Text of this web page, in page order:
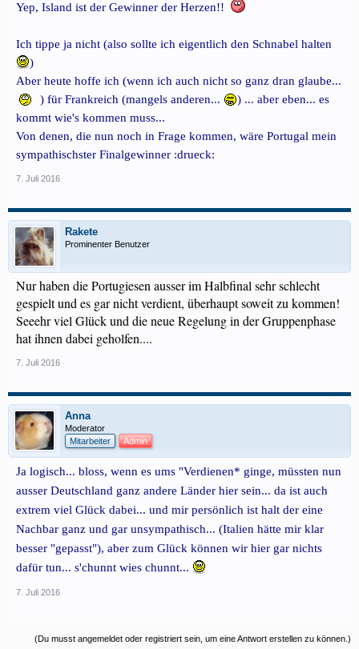
Yep, Island ist der Gewinner der Herzen!!
Ich tippe ja nicht (also sollte ich eigentlich den Schnabel halten
)
Aber heute hoffe ich (wenn ich auch nicht so ganz dran glaube...
) für Frankreich (mangels anderen...
) ... aber eben... es
kommt wie's kommen muss...
Von denen, die nun noch in Frage kommen, wäre Portugal mein
sympathischster Finalgewinner :drueck:
7. Juli 2016
Rakete
Prominenter Benutzer
Nur haben die Portugiesen ausser im Halbfinal sehr schlecht
gespielt und es gar nicht verdient, überhaupt soweit zu kommen!
Seeehr viel Glück und die neue Regelung in der Gruppenphase
hat ihnen dabei geholfen....
7. Juli 2016
Anna
Moderator
Mitarbeiter
Admin
Ja logisch... bloss, wenn es ums "Verdienen* ginge, müssten nun
ausser Deutschland ganz andere Länder hier sein... da ist auch
extrem viel Glück dabei... und mir persönlich ist halt der eine
Nachbar ganz und gar unsympathisch... (Italien hätte mir klar
besser "gepasst"), aber zum Glück können wir hier gar nichts
dafür tun... s'chunnt wies chunnt...
7. Juli 2016
(Du musst angemeldet oder registriert sein, um eine Antwort erstellen zu können.)